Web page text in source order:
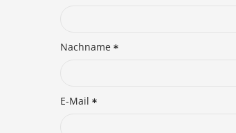
Nachname
E-Mail